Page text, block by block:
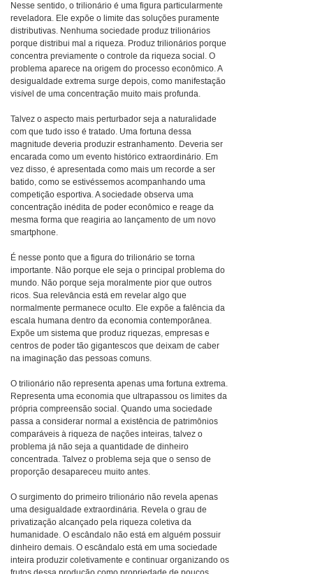
Nesse sentido, o trilionário é uma figura particularmente
reveladora. Ele expõe o limite das soluções puramente
distributivas. Nenhuma sociedade produz trilionários
porque distribui mal a riqueza. Produz trilionários porque
concentra previamente o controle da riqueza social. O
problema aparece na origem do processo econômico. A
desigualdade extrema surge depois, como manifestação
visível de uma concentração muito mais profunda.
Talvez o aspecto mais perturbador seja a naturalidade
com que tudo isso é tratado. Uma fortuna dessa
magnitude deveria produzir estranhamento. Deveria ser
encarada como um evento histórico extraordinário. Em
vez disso, é apresentada como mais um recorde a ser
batido, como se estivéssemos acompanhando uma
competição esportiva. A sociedade observa uma
concentração inédita de poder econômico e reage da
mesma forma que reagiria ao lançamento de um novo
smartphone.
É nesse ponto que a figura do trilionário se torna
importante. Não porque ele seja o principal problema do
mundo. Não porque seja moralmente pior que outros
ricos. Sua relevância está em revelar algo que
normalmente permanece oculto. Ele expõe a falência da
escala humana dentro da economia contemporânea.
Expõe um sistema que produz riquezas, empresas e
centros de poder tão gigantescos que deixam de caber
na imaginação das pessoas comuns.
O trilionário não representa apenas uma fortuna extrema.
Representa uma economia que ultrapassou os limites da
própria compreensão social. Quando uma sociedade
passa a considerar normal a existência de patrimônios
comparáveis à riqueza de nações inteiras, talvez o
problema já não seja a quantidade de dinheiro
concentrada. Talvez o problema seja que o senso de
proporção desapareceu muito antes.
O surgimento do primeiro trilionário não revela apenas
uma desigualdade extraordinária. Revela o grau de
privatização alcançado pela riqueza coletiva da
humanidade. O escândalo não está em alguém possuir
dinheiro demais. O escândalo está em uma sociedade
inteira produzir coletivamente e continuar organizando os